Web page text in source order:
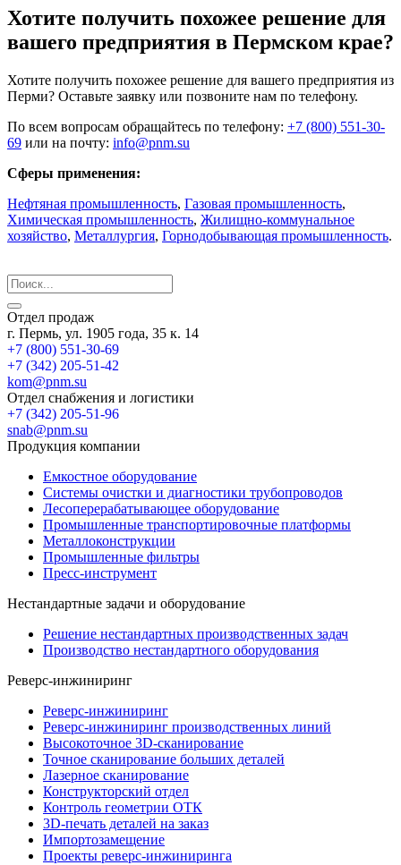
Хотите получить похожее решение для
вашего предприятия в Пермском крае?
Хотите получить похожее решение для вашего предприятия из
Перми? Оставьте заявку или позвоните нам по телефону.
По всем вопросам обращайтесь по телефону: +7 (800) 551-30-
69 или на почту: info@pnm.su
Сферы применения:
Нефтяная промышленность, Газовая промышленность,
Химическая промышленность, Жилищно-коммунальное
хозяйство, Металлургия, Горнодобывающая промышленность.
Отдел продаж
г. Пермь, ул. 1905 года, 35 к. 14
+7 (800) 551-30-69
+7 (342) 205-51-42
kom@pnm.su
Отдел снабжения и логистики
+7 (342) 205-51-96
snab@pnm.su
Продукция компании
Емкостное оборудование
Системы очистки и диагностики трубопроводов
Лесоперерабатывающее оборудование
Промышленные транспортировочные платформы
Металлоконструкции
Промышленные фильтры
Пресс-инструмент
Нестандартные задачи и оборудование
Решение нестандартных производственных задач
Производство нестандартного оборудования
Реверс-инжиниринг
Реверс-инжиниринг
Реверс-инжиниринг производственных линий
Высокоточное 3D-сканирование
Точное сканирование больших деталей
Лазерное сканирование
Конструкторский отдел
Контроль геометрии ОТК
3D-печать деталей на заказ
Импортозамещение
Проекты реверс-инжиниринга